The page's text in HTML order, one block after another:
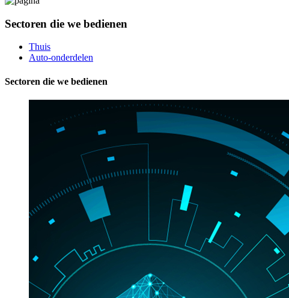
Sectoren die we bedienen
Thuis
Auto-onderdelen
Sectoren die we bedienen